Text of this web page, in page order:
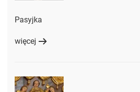
Pasyjka
więcej